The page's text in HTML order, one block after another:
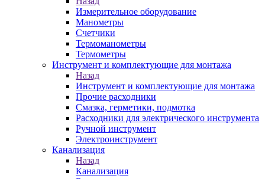
Измерительное оборудование
Манометры
Счетчики
Термоманометры
Термометры
Инструмент и комплектующие для монтажа
Назад
Инструмент и комплектующие для монтажа
Прочие расходники
Смазка, герметики, подмотка
Расходники для электрического инструмента
Ручной инструмент
Электроинструмент
Канализация
Назад
Канализация